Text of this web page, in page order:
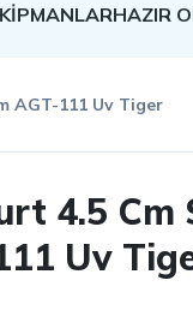
HAZIR
AGT-111 Uv Tiger
4.5 Cm
Uv